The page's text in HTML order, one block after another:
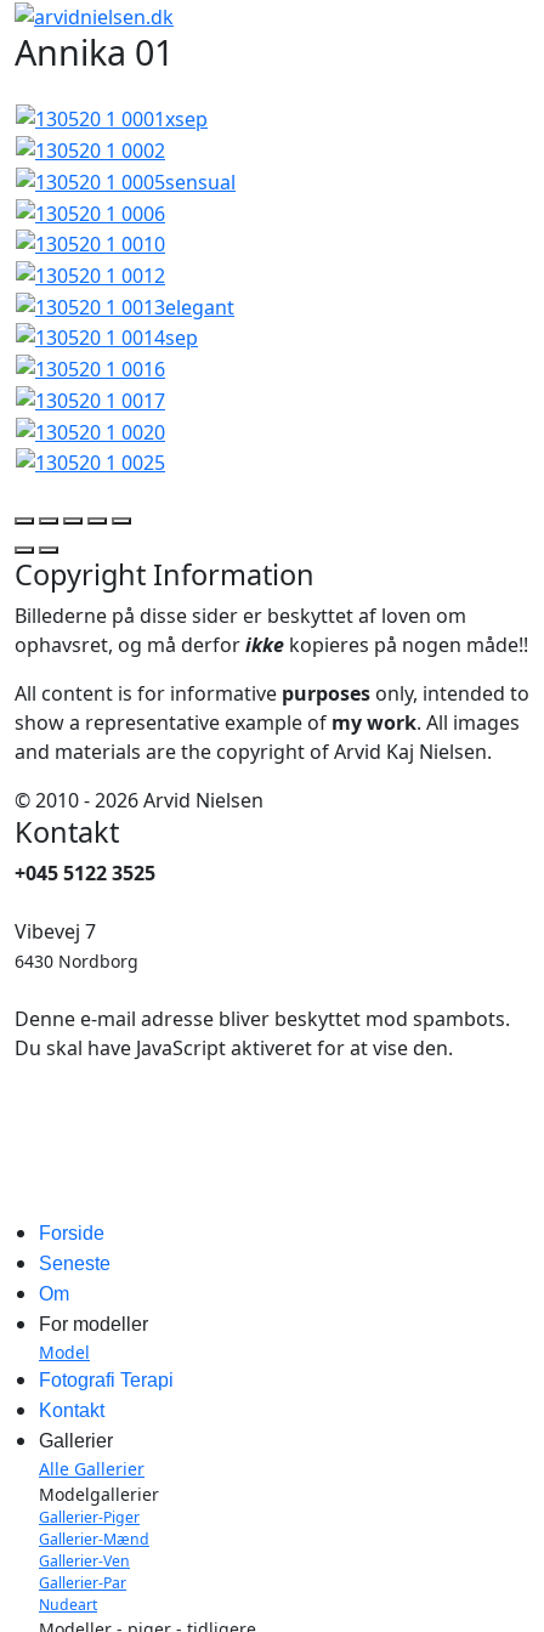
Annika 01
Copyright Information
Billederne på disse sider er beskyttet af loven om
ophavsret, og må derforikke kopieres på nogen måde!!
All content is for informative purposes only, intended to
show a representative example of my work. All images
and materials are the copyright of Arvid Kaj Nielsen.
© 2010 - 2026 Arvid Nielsen
Kontakt
+045 5122 3525
Vibevej 7
6430 Nordborg
Denne e-mail adresse bliver beskyttet mod spambots.
Du skal have JavaScript aktiveret for at vise den.
Forside
Seneste
Om
For modeller
Model
Fotografi Terapi
Kontakt
Gallerier
Alle Gallerier
Modelgallerier
Gallerier-Piger
Gallerier-Mænd
Gallerier-Ven
Gallerier-Par
Nudeart